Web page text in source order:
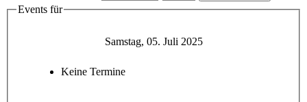
Events für
Samstag, 05. Juli 2025
Keine Termine